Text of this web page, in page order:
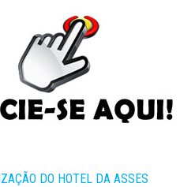
DO HOTEL DA ASSES